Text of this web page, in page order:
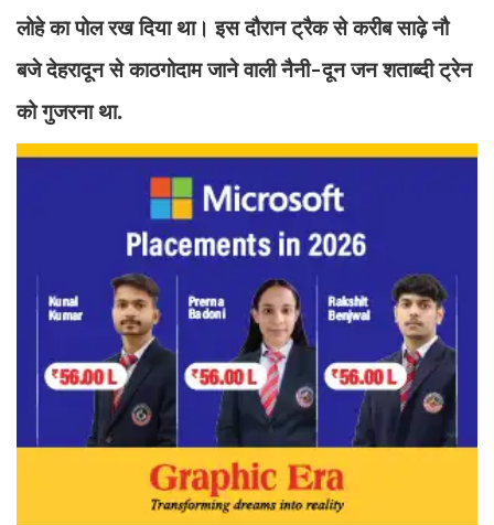
लोहे का पोल रख दिया था। इस दौरान ट्रैक से करीब साढ़े नौ
बजे देहरादून से काठगोदाम जाने वाली नैनी-दून जन शताब्दी ट्रेन
को गुजरना था.